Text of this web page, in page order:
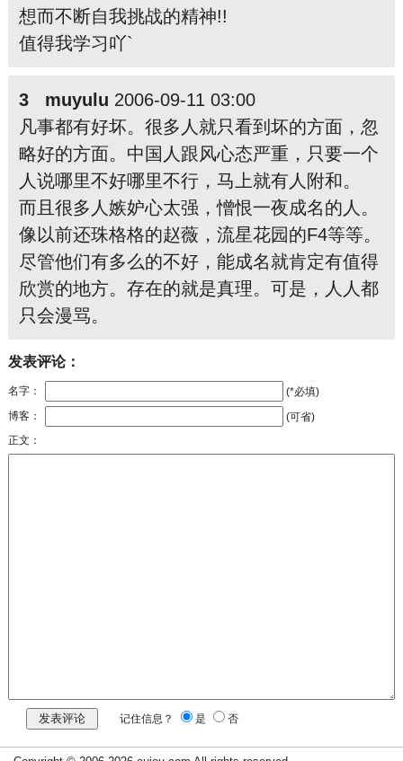
想而不断自我挑战的精神!!
值得我学习吖`
3 muyulu 2006-09-11 03:00
凡事都有好坏。很多人就只看到坏的方面，忽
略好的方面。中国人跟风心态严重，只要一个
人说哪里不好哪里不行，马上就有人附和。
而且很多人嫉妒心太强，憎恨一夜成名的人。
像以前还珠格格的赵薇，流星花园的F4等等。
尽管他们有多么的不好，能成名就肯定有值得
欣赏的地方。存在的就是真理。可是，人人都
只会漫骂。
发表评论：
名字：
(*必填)
博客：
(可省)
正文：
记住信息？ 是 否